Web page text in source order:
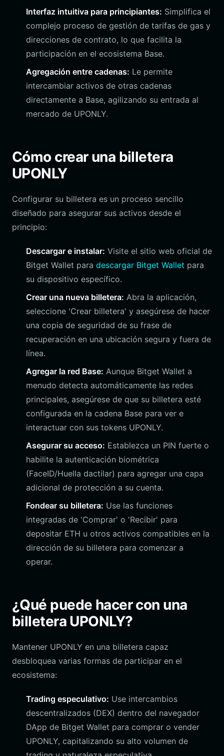
Interfaz intuitiva para principiantes: Simplifica el
complejo proceso de gestión de tarifas de gas y
direcciones de contrato, lo que facilita la
participación en el ecosistema Base.
Agregación entre cadenas: Le permite
intercambiar activos de otras cadenas
directamente a Base, agilizando su entrada al
mercado de UPONLY.
Cómo crear una billetera
UPONLY
Configurar su billetera es un proceso sencillo
diseñado para asegurar sus activos desde el
principio:
Descargar e instalar: Visite el sitio web oficial de
Bitget Wallet para descargar Bitget Wallet para
su dispositivo específico.
Crear una nueva billetera: Abra la aplicación,
seleccione 'Crear billetera' y asegúrese de hacer
una copia de seguridad de su frase de
recuperación en una ubicación segura y fuera de
línea.
Agregar la red Base: Aunque Bitget Wallet a
menudo detecta automáticamente las redes
principales, asegúrese de que su billetera esté
configurada en la cadena Base para ver e
interactuar con sus tokens UPONLY.
Asegurar su acceso: Establezca un PIN fuerte o
habilite la autenticación biométrica
(FaceID/Huella dactilar) para agregar una capa
adicional de protección a su cuenta.
Fondear su billetera: Use las funciones
integradas de 'Comprar' o 'Recibir' para
depositar ETH u otros activos compatibles en la
dirección de su billetera para comenzar a
operar.
¿Qué puede hacer con una
billetera UPONLY?
Mantener UPONLY en una billetera capaz
desbloquea varias formas de participar en el
ecosistema:
Trading especulativo: Use intercambios
descentralizados (DEX) dentro del navegador
DApp de Bitget Wallet para comprar o vender
UPONLY, capitalizando su alto volumen de